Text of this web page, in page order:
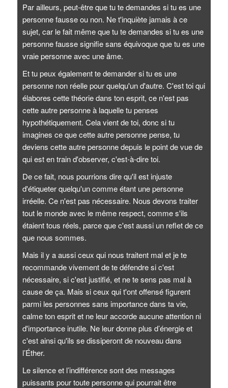
Par ailleurs, peut-être que tu te demandes si tu es une
personne fausse ou non. Ne t'inquiète jamais à ce
sujet, car le fait même que tu te demandes si tu es une
personne fausse signifie sans équivoque que tu es une
vraie personne avec une âme.
Et tu peux également te demander si tu es une
personne non réelle pour quelqu'un d'autre. C'est toi qui
élabores cette théorie dans ton esprit, ce n'est pas
cette autre personne à laquelle tu penses
hypothétiquement. Cela vient de toi, donc si tu
imagines ce que cette autre personne pense, tu
deviens cette autre personne depuis le point de vue de
qui est en train d'observer, c'est-à-dire toi.
De ce fait, nous pourrions dire qu'il est injuste
d'étiqueter quelqu'un comme étant une personne
irréelle. Ce n'est pas nécessaire. Nous devons traiter
tout le monde avec le même respect, comme s'ils
étaient tous réels, parce que c'est aussi un reflet de ce
que nous sommes.
Mais il y a aussi ceux qui nous traitent mal et je te
recommande vivement de te défendre si c'est
nécessaire, si c'est justifié, et ne te sens pas mal à
cause de ça. Mais si ceux qui t'ont offensé figurent
parmi les personnes sans importance dans ta vie,
calme ton esprit et ne leur accorde aucune attention ni
d'importance inutile. Ne leur donne plus d’énergie et
c'est ainsi qu'ils se dissiperont de nouveau dans
l’Éther.
Le silence et l’indifférence sont des messages
puissants pour toute personne qui pourrait être